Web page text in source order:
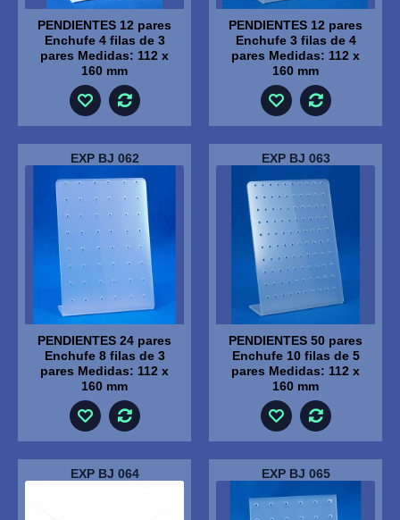
PENDIENTES 12 pares
Enchufe 4 filas de 3
pares Medidas: 112 x
160 mm
PENDIENTES 12 pares
Enchufe 3 filas de 4
pares Medidas: 112 x
160 mm
EXP BJ 062
PENDIENTES 24 pares
Enchufe 8 filas de 3
pares Medidas: 112 x
160 mm
EXP BJ 063
PENDIENTES 50 pares
Enchufe 10 filas de 5
pares Medidas: 112 x
160 mm
EXP BJ 064 EXP BJ 065